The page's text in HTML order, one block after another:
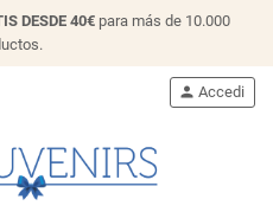
DESDE 40€ para más de 10.000
person Accedi